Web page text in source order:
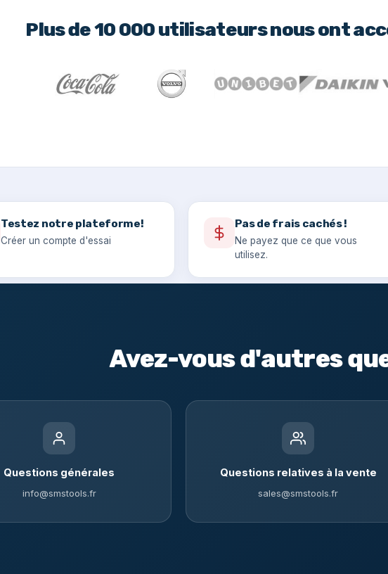
Plus de 10 000 utilisateurs nous ont
Testez notre plateforme!
Créer un compte d'essai
Pas de frais cachés !
Ne payez que ce que vous
utilisez.
Avez-vous d'autres
Questions générales
info@smstools.fr
Questions relatives à la vente
sales@smstools.fr